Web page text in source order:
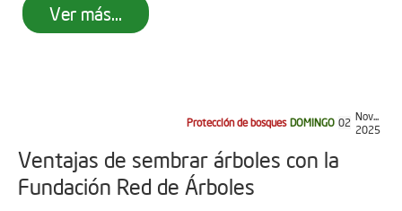
Ver más...
Protección de bosques DOMINGO 02 Nov...
2025
Ventajas de sembrar árboles con la
Fundación Red de Árboles